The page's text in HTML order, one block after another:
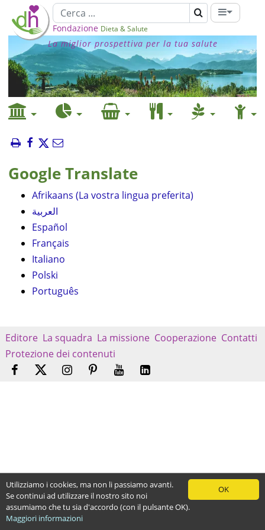
Fondazione Dieta & Salute
La miglior prospettiva per la tua salute
Google Translate
Afrikaans (La vostra lingua preferita)
العربية
Español
Français
Italiano
Polski
Português
Editore La squadra La missione Cooperazione Contatti
Protezione dei contenuti
OK
Utilizziamo i cookies, ma non li passiamo avanti.
Se continui ad utilizzare il nostro sito noi
assumiamo che tu sia d'accordo (con il pulsante OK).
Maggiori informazioni